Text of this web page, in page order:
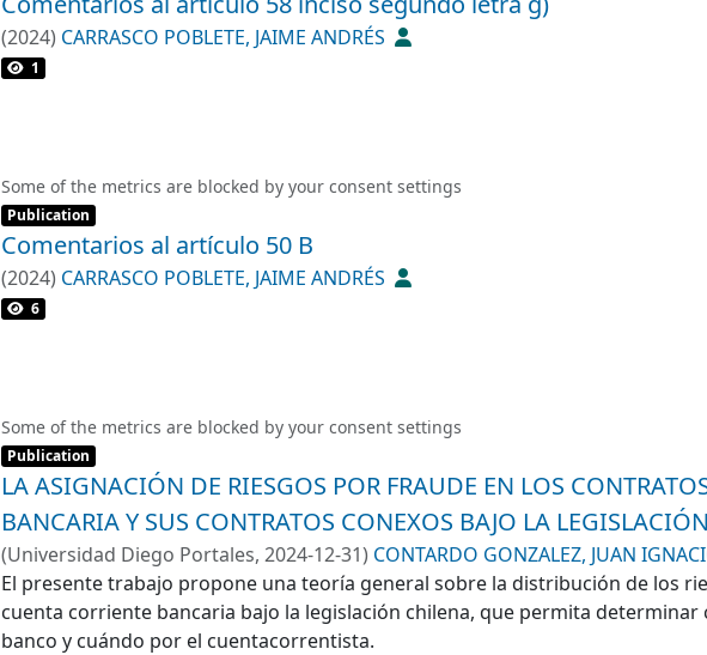
(2024) CARRASCO POBLETE, JAIME ANDRÉS
1
Some of the metrics are blocked by your consent settings
Item type:
Publication ,
Comentarios al artículo 50 B
(2024) CARRASCO POBLETE, JAIME ANDRÉS
6
Some of the metrics are blocked by your consent settings
Item type:
Publication ,
LA ASIGNACIÓN DE RIESGOS POR FRAUDE EN LOS
BANCARIA Y SUS CONTRATOS CONEXOS BAJO LA
(Universidad Diego Portales, 2024-12-31) CONTARDO GONZALEZ, JUAN
CARRASCO POBLETE, JAIME ANDRÉS
El presente trabajo propone una teoría general sobre la distribución de los
cuenta corriente bancaria bajo la legislación chilena, que permita
banco y cuándo por el cuentacorrentista.